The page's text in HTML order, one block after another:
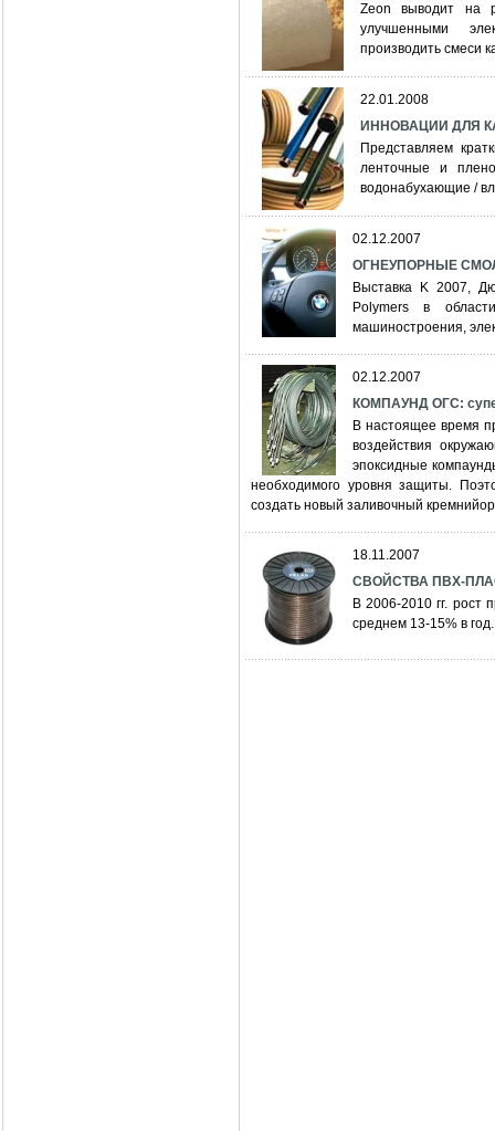
Zeon выводит на
улучшенными
производить смеси
22.01.2008
ИННОВАЦИИ ДЛЯ
Представляем
ленточные и
водонабухающие /
02.12.2007
ОГНЕУПОРНЫЕ
Выставка K 2007,
Polymers в
машиностроения,
02.12.2007
КОМПАУНД ОГС:
В настоящее время
воздействия
эпоксидные
необходимого уровня защиты.
создать новый заливочный
18.11.2007
СВОЙСТВА ПВХ-
В 2006-2010 гг. рост
среднем 13-15% в год.